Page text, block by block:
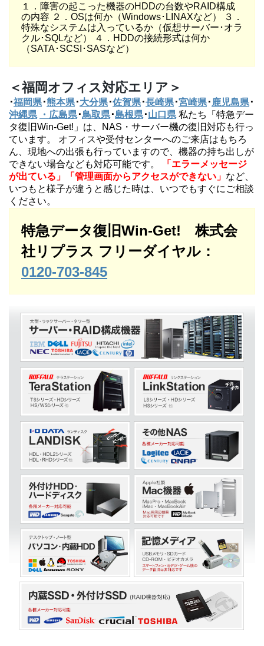
１．障害の起こった機器のHDDの台数やRAID構成
の内容 ２．OSは何か（Windows･LINAXなど） ３．
特殊なシステムは入っているか（仮想サーバー･オラ
クル･SQLなど） ４．HDDの接続形式は何か
（SATA･SCSI･SASなど）
＜福岡オフィス対応エリア＞
･福岡県･熊本県･大分県･佐賀県･長崎県･宮崎県･ 鹿児島県･
沖縄県
・広島県･鳥取県･島根県･山口県 私たち「特急デー
タ復旧Win-Get!」は、NAS・サーバー機の復旧対応も行っ
ています。 オフィスや受付センターへのご来店はもちろ
ん、現地への出張も行っていますので、機器の持ち出しが
できない場合なども対応可能です。
「エラーメッセージ
が出ている」「管理画面からアクセスができない」 など、
いつもと様子が違うと感じた時は、いつでもすぐにご相談
ください。
特急データ復旧Win-Get! 株式会
社リプラス フリーダイヤル：
0120-703-845